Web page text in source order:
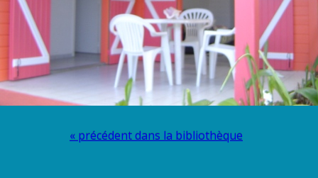
« précédent dans la bibliothèque